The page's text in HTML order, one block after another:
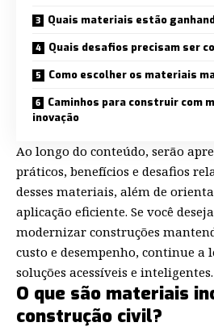
Quais materiais estão
Quais desafios precisam ser
Como escolher os materiais
Caminhos para construir com
inovação
Ao longo do conteúdo, serão
práticos, benefícios e desafios
desses materiais, além de
aplicação eficiente. Se você
modernizar construções
custo e desempenho, continue a
soluções acessíveis e inteligentes.
O que são materiais
construção civil?